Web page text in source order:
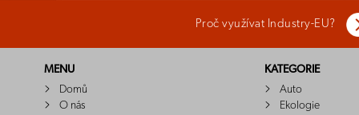
Proč využívat Industry-EU?
MENU
Domů
O nás
KATEGORIE
Auto
Ekologie